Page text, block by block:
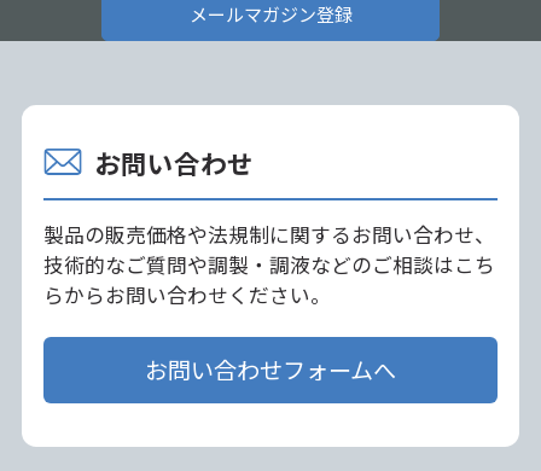
メールマガジン登録
お問い合わせ
製品の販売価格や法規制に関するお問い合わせ、
技術的なご質問や調製・調液などのご相談はこち
らからお問い合わせください。
お問い合わせフォームへ